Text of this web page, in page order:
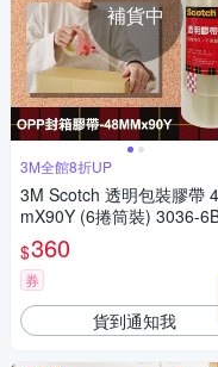
補貨中
3M全館8折UP
3M Scotch 透明包裝膠帶
mX90Y (6捲筒裝) 3036-
配)
$360
券
貨到通知我